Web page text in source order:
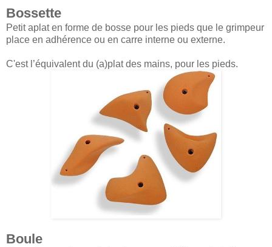
Bossette
Petit aplat en forme de bosse pour les pieds que le grimpeur
place en adhérence ou en carre interne ou externe.
C'est l’équivalent du (a)plat des mains, pour les pieds.
Boule